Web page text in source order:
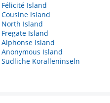
Félicité Island
Cousine Island
North Island
Fregate Island
Alphonse Island
Anonymous Island
Südliche Koralleninseln